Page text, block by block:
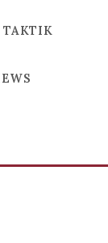
TAKTIK